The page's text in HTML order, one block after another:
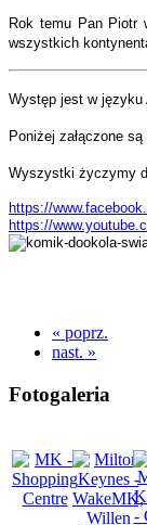
Rok temu Pan Piotr
wszystkich
Występ jest w języku
Poniżej załączone
Wyszystki życzymy
https://
https://
« poprz.
nast. »
Fotogaleria